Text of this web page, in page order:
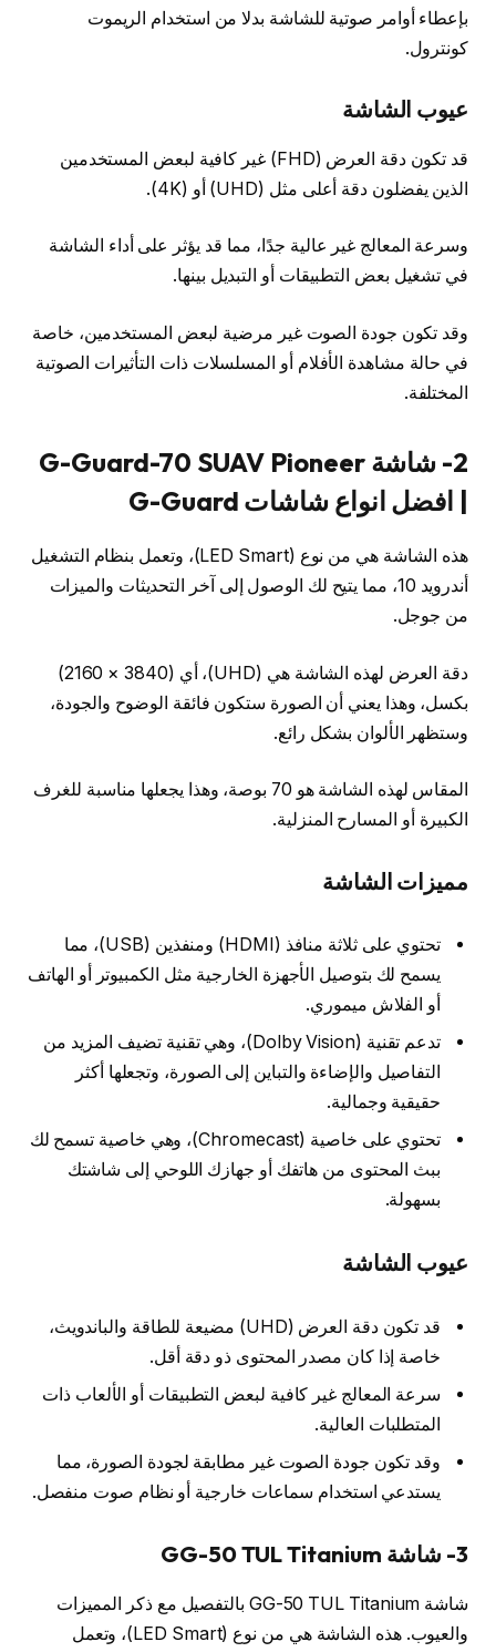
بإعطاء أوامر صوتية للشاشة بدلا من استخدام الريموت
كونترول.
عيوب الشاشة
قد تكون دقة العرض (FHD) غير كافية لبعض المستخدمين
الذين يفضلون دقة أعلى مثل (UHD) أو (4K).
وسرعة المعالج غير عالية جدًا، مما قد يؤثر على أداء الشاشة
في تشغيل بعض التطبيقات أو التبديل بينها.
وقد تكون جودة الصوت غير مرضية لبعض المستخدمين، خاصة
في حالة مشاهدة الأفلام أو المسلسلات ذات التأثيرات الصوتية
المختلفة.
2- شاشة G-Guard-70 SUAV Pioneer
| افضل انواع شاشات G-Guard
هذه الشاشة هي من نوع (LED Smart)، وتعمل بنظام التشغيل
أندرويد 10، مما يتيح لك الوصول إلى آخر التحديثات والميزات
من جوجل.
دقة العرض لهذه الشاشة هي (UHD)، أي (3840 × 2160)
بكسل، وهذا يعني أن الصورة ستكون فائقة الوضوح والجودة،
وستظهر الألوان بشكل رائع.
المقاس لهذه الشاشة هو 70 بوصة، وهذا يجعلها مناسبة للغرف
الكبيرة أو المسارح المنزلية.
مميزات الشاشة
تحتوي على ثلاثة منافذ (HDMI) ومنفذين (USB)، مما
يسمح لك بتوصيل الأجهزة الخارجية مثل الكمبيوتر أو الهاتف
أو الفلاش ميموري.
تدعم تقنية (Dolby Vision)، وهي تقنية تضيف المزيد من
التفاصيل والإضاءة والتباين إلى الصورة، وتجعلها أكثر
حقيقية وجمالية.
تحتوي على خاصية (Chromecast)، وهي خاصية تسمح لك
ببث المحتوى من هاتفك أو جهازك اللوحي إلى شاشتك
بسهولة.
عيوب الشاشة
قد تكون دقة العرض (UHD) مضيعة للطاقة والباندويث،
خاصة إذا كان مصدر المحتوى ذو دقة أقل.
سرعة المعالج غير كافية لبعض التطبيقات أو الألعاب ذات
المتطلبات العالية.
وقد تكون جودة الصوت غير مطابقة لجودة الصورة، مما
يستدعي استخدام سماعات خارجية أو نظام صوت منفصل.
3- شاشة GG-50 TUL Titanium
شاشة GG-50 TUL Titanium بالتفصيل مع ذكر المميزات
والعيوب. هذه الشاشة هي من نوع (LED Smart)، وتعمل